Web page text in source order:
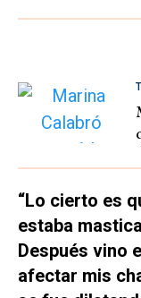
“Lo cierto es
estaba
Después vino
afectar mis